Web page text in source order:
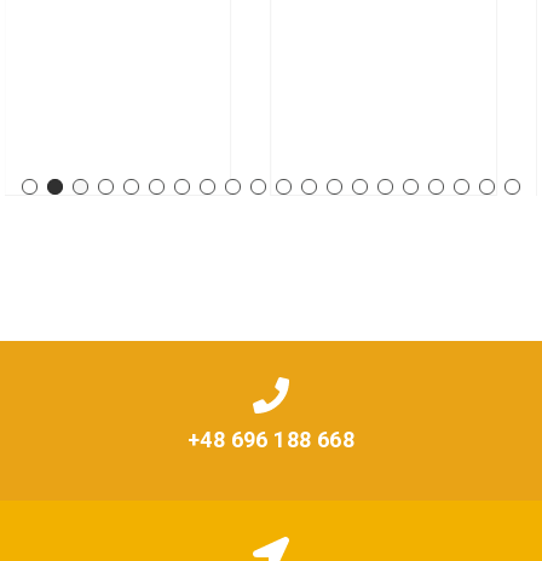
+48 696 188 668